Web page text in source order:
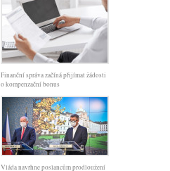
Finanční správa začíná přijímat žádosti
o kompenzační bonus
Vláda navrhne poslancům prodloužení